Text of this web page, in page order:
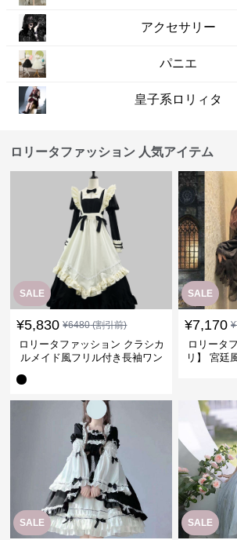
アクセサリー
パニエ
皇子系ロリィタ
ロリータファッション 人気アイテム
SALE
¥5,830 ¥6480(割引前)
ロリータファッション クラシカ
ルメイド風フリル付き長袖ワン
SALE
¥7,170 ¥
ロリータ
リ】 宮廷
SALE SALE